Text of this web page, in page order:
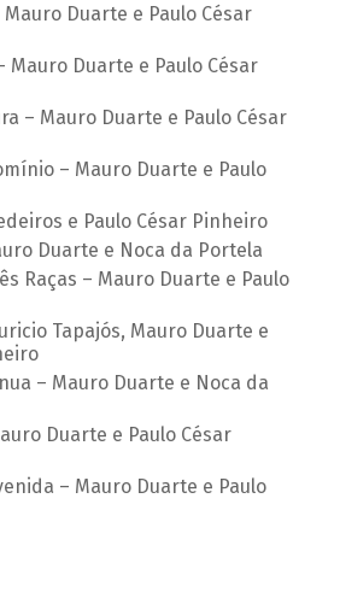
Duarte e Paulo César
Mauro Duarte e Paulo César
– Mauro Duarte e Paulo César
– Mauro Duarte e Paulo
e Paulo César Pinheiro
Duarte e Noca da Portela
Raças – Mauro Duarte e Paulo
Tapajós, Mauro Duarte e
– Mauro Duarte e Noca da
Duarte e Paulo César
– Mauro Duarte e Paulo